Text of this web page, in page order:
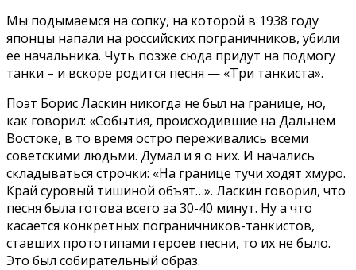
Мы подымаемся на сопку, на которой в 1938 году
японцы напали на российских пограничников, убили
ее начальника. Чуть позже сюда придут на подмогу
танки – и вскоре родится песня — «Три танкиста».
Поэт Борис Ласкин никогда не был на границе, но,
как говорил: «События, происходившие на Дальнем
Востоке, в то время остро переживались всеми
советскими людьми. Думал и я о них. И начались
складываться строчки: «На границе тучи ходят хмуро.
Край суровый тишиной объят…». Ласкин говорил, что
песня была готова всего за 30-40 минут. Ну а что
касается конкретных пограничников-танкистов,
ставших прототипами героев песни, то их не было.
Это был собирательный образ.